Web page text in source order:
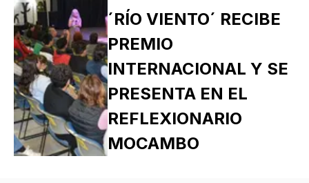
´RÍO VIENTO´ RECIBE
PREMIO
INTERNACIONAL Y SE
PRESENTA EN EL
REFLEXIONARIO
MOCAMBO